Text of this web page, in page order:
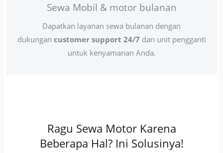
Sewa Mobil & motor bulanan
Dapatkan layanan sewa bulanan dengan
dukungan customer support 24/7 dan unit pengganti
untuk kenyamanan Anda.
Ragu Sewa Motor Karena
Beberapa Hal? Ini Solusinya!